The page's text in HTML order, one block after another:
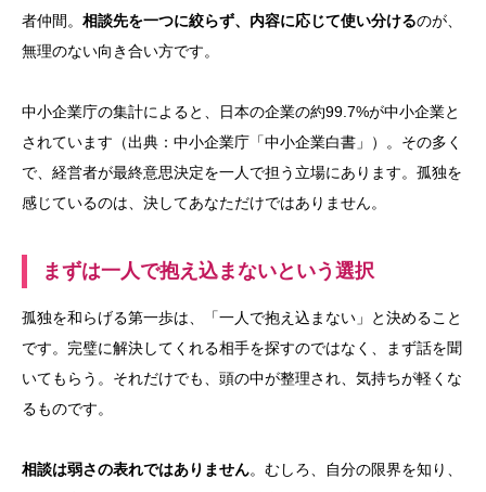
者仲間。 相談先を一つに絞らず、内容に応じて使い分けるのが、
無理のない向き合い方です。
中小企業庁の集計によると、日本の企業の約99.7%が中小企業と
されています（出典：中小企業庁「中小企業白書」）。その多く
で、経営者が最終意思決定を一人で担う立場にあります。孤独を
感じているのは、決してあなただけではありません。
まずは一人で抱え込まないという選択
孤独を和らげる第一歩は、「一人で抱え込まない」と決めること
です。完璧に解決してくれる相手を探すのではなく、まず話を聞
いてもらう。それだけでも、頭の中が整理され、気持ちが軽くな
るものです。
相談は弱さの表れではありません。むしろ、自分の限界を知り、